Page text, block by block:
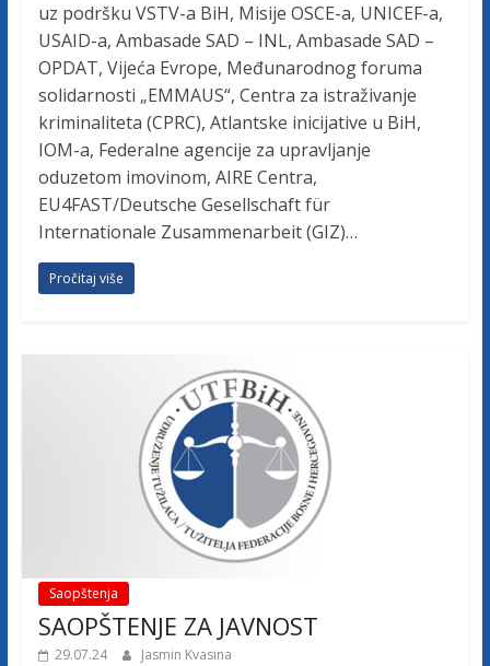
uz podršku VSTV-a BiH, Misije OSCE-a, UNICEF-a,
USAID-a, Ambasade SAD – INL, Ambasade SAD –
OPDAT, Vijeća Evrope, Međunarodnog foruma
solidarnosti „EMMAUS“, Centra za istraživanje
kriminaliteta (CPRC), Atlantske inicijative u BiH,
IOM-a, Federalne agencije za upravljanje
oduzetom imovinom, AIRE Centra,
EU4FAST/Deutsche Gesellschaft für
Internationale Zusammenarbeit (GIZ)…
Pročitaj više
Saopštenja
SAOPŠTENJE ZA JAVNOST
29.07.24 Jasmin Kvasina